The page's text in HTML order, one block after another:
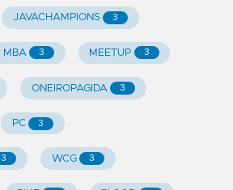
JAVACHAMPIONS 3
MBA 3 MEETUP 3
ONEIROPAGIDA 3
PC 3
3 WCG 3